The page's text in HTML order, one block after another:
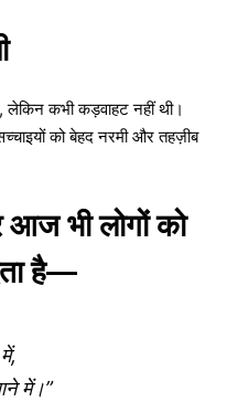
लेकिन कभी कड़वाहट नहीं थी।
को बेहद नरमी और तहज़ीब
भी लोगों को
है—
में।”